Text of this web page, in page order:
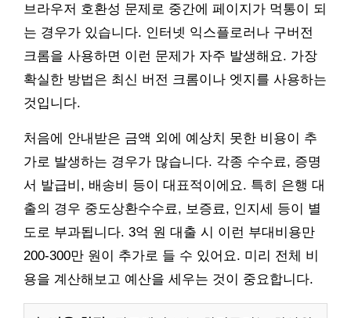
브라우저 호환성 문제로 중간에 페이지가 먹통이 되
는 경우가 있습니다. 인터넷 익스플로러나 구버전
크롬을 사용하면 이런 문제가 자주 발생해요. 가장
확실한 방법은 최신 버전 크롬이나 엣지를 사용하는
것입니다.
처음에 안내받은 금액 외에 예상치 못한 비용이 추
가로 발생하는 경우가 많습니다. 각종 수수료, 증명
서 발급비, 배송비 등이 대표적이에요. 특히 은행 대
출의 경우 중도상환수수료, 보증료, 인지세 등이 별
도로 부과됩니다. 3억 원 대출 시 이런 부대비용만
200-300만 원이 추가로 들 수 있어요. 미리 전체 비
용을 계산해보고 예산을 세우는 것이 중요합니다.